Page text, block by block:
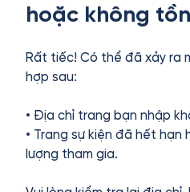
hoặc không
Rất tiếc! Có thể đã xảy ra
hợp sau:
• Địa chỉ trang bạn nhập
• Trang sự kiện đã hết
lượng tham gia.